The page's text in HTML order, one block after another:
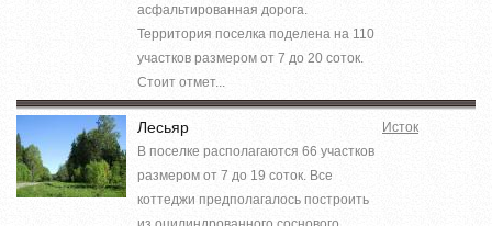
асфальтированная дорога.
Территория поселка поделена на 110
участков размером от 7 до 20 соток.
Стоит отмет...
Лесьяр
В поселке располагаются 66 участков
размером от 7 до 19 соток. Все
коттеджи предполагалось построить
Исток